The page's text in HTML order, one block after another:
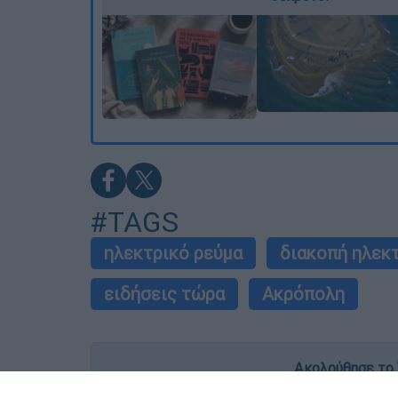
#TAGS
ηλεκτρικό ρεύμα διακοπή
ειδήσεις τώρα
Ακρόπολη
Ακολούθησε το